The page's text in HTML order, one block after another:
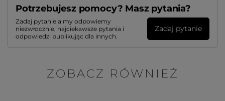
Potrzebujesz pomocy? Masz pytania?
Zadaj pytanie a my odpowiemy
niezwłocznie, najciekawsze pytania i
odpowiedzi publikując dla innych.
Zadaj pytanie
ZOBACZ RÓWNIEŻ